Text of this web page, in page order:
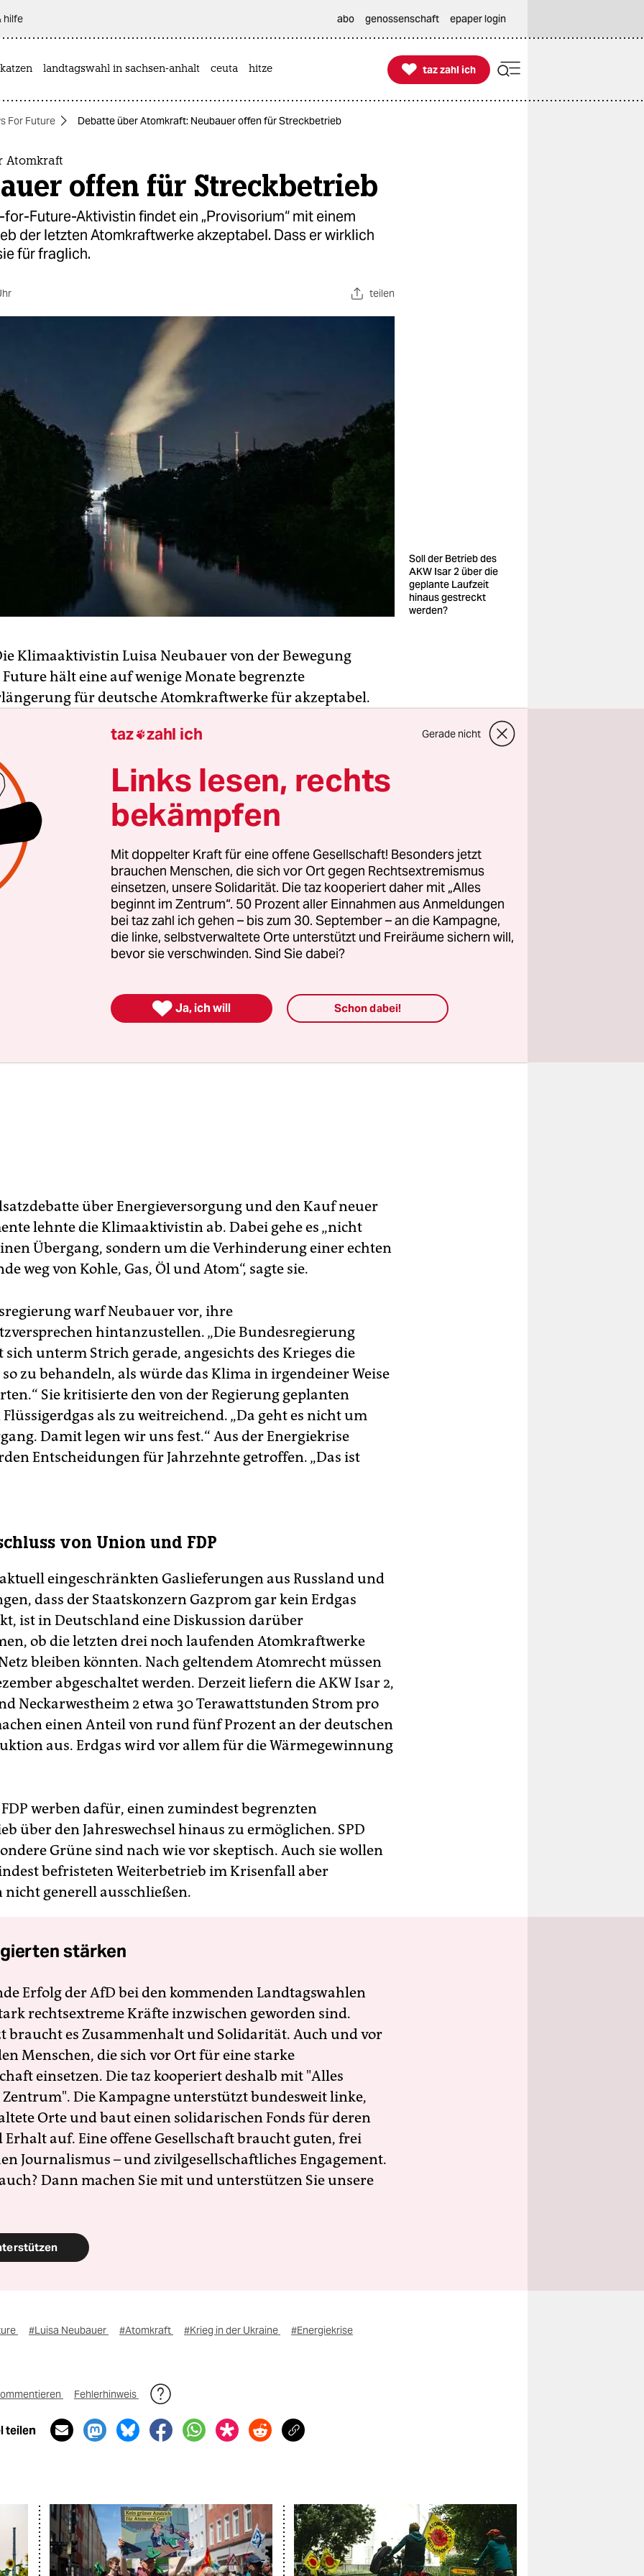
hilfe abo genossenschaft epaper login
katzen landtagswahl in sachsen-anhalt ceuta hitze 
taz zahl ich
taz zahl ich
For Future Debatte über Atomkraft: Neubauer offen für Streckbetrieb
Atomkraft
offen für Streckbetrieb
for-Future-Aktivistin findet ein „Provisorium“ mit einem
der letzten Atomkraftwerke akzeptabel. Dass er wirklich
für fraglich.
teilen
Soll der Betrieb des
AKW Isar 2 über die
geplante Laufzeit
hinaus gestreckt
werden?
Klimaaktivistin Luisa Neubauer von der Bewegung
Future hält eine auf wenige Monate begrenzte
für deutsche Atomkraftwerke für akzeptabel.
und keine grundlegende Weichenstellung“, sagte sie dem
sie auch, dass eine solche Maßnahme in der
nütze.
durch den Weiterbetrieb der drei Reaktoren im
würde laut einer Studie um gerade einmal ein Prozent
Neubauer. „
Das könnte man auch durch
einfangen.“
über Energieversorgung und den Kauf neuer
lehnte die Klimaaktivistin ab. Dabei gehe es „nicht
Übergang, sondern um die Verhinderung einer echten
weg von Kohle, Gas, Öl und Atom“, sagte sie.
warf Neubauer vor, ihre
hintanzustellen. „Die Bundesregierung
sich unterm Strich gerade, angesichts des Krieges die
zu behandeln, als würde das Klima in irgendeiner Weise
Sie kritisierte den von der Regierung geplanten
als zu weitreichend. „Da geht es nicht um
Damit legen wir uns fest.“ Aus der Energiekrise
Entscheidungen für Jahrzehnte getroffen. „Das ist
von Union und FDP
eingeschränkten Gaslieferungen aus Russland und
dass der Staatskonzern Gazprom gar kein Erdgas
ist in Deutschland eine Diskussion darüber
ob die letzten drei noch laufenden Atomkraftwerke
bleiben könnten. Nach geltendem Atomrecht müssen
abgeschaltet werden. Derzeit liefern die AKW Isar 2,
Neckarwestheim 2 etwa 30 Terawattstunden Strom pro
einen Anteil von rund fünf Prozent an der deutschen
aus. Erdgas wird vor allem für die Wärmegewinnung
werben dafür, einen zumindest begrenzten
über den Jahreswechsel hinaus zu ermöglichen. SPD
Grüne sind nach wie vor skeptisch. Auch sie wollen
befristeten Weiterbetrieb im Krisenfall aber
nicht generell ausschließen.
stärken
Erfolg der AfD bei den kommenden Landtagswahlen
rechtsextreme Kräfte inzwischen geworden sind.
braucht es Zusammenhalt und Solidarität. Auch und vor
Menschen, die sich vor Ort für eine starke
einsetzen. Die taz kooperiert deshalb mit "Alles
Die Kampagne unterstützt bundesweit linke,
Orte und baut einen solidarischen Fonds für deren
Erhalt auf. Eine offene Gesellschaft braucht guten, frei
Journalismus – und zivilgesellschaftliches Engagement.
Dann machen Sie mit und unterstützen Sie unsere
#Luisa Neubauer #Atomkraft #Krieg in der Ukraine
#Energiekrise
Fehlerhinweis
teilen
taz zahl ich Gerade nicht
Links lesen, rechts
bekämpfen
Mit doppelter Kraft für eine offene Gesellschaft! Besonders jetzt
brauchen Menschen, die sich vor Ort gegen Rechtsextremismus
einsetzen, unsere Solidarität. Die taz kooperiert daher mit „Alles
beginnt im Zentrum“. 50 Prozent aller Einnahmen aus Anmeldungen
bei taz zahl ich gehen – bis zum 30. September – an die Kampagne,
die linke, selbstverwaltete Orte unterstützt und Freiräume sichern will,
bevor sie verschwinden. Sind Sie dabei?
 Ja, ich will Schon dabei!